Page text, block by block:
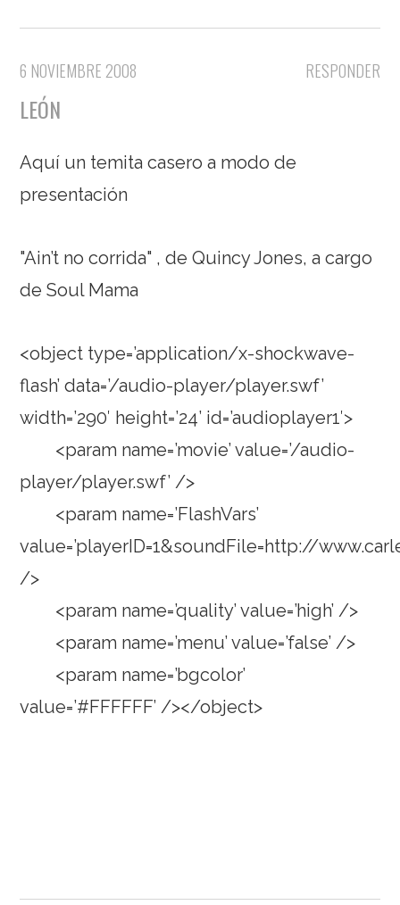
RESPONDER
6 NOVIEMBRE 2008
LEÓN
Aquí un temita casero a modo de
presentación
"Ain’t no corrida" , de Quincy Jones, a cargo
de Soul Mama
<object type=’application/x-shockwave-
flash’ data=’/audio-player/player.swf’
width=’290′ height=’24’ id=’audioplayer1′>
<param name=’movie’ value=’/audio-
player/player.swf’ />
<param name=’FlashVars’
value=’playerID=1&soundFile=http://
/>
<param name=’quality’ value=’high’ />
<param name=’menu’ value=’false’ />
<param name=’bgcolor’
value=’#FFFFFF’ /></object>